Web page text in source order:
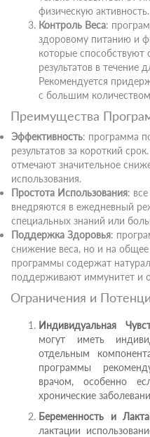
физическую активность.
Контроль Веса:
здоровому питанию и
которые
результатов в течение
Рекомендуется
с большим
Преимущества
Эффективность: программа
результатов за короткий
отмечают значительное
использования.
Простота Использования:
внедряются в ежедневный
специальных знаний или
Поддержка Здоровья:
снижение веса, но и на
программы содержат
поддерживают иммунитет и
Ограничения и
Индивидуальная
могут иметь
отдельным
программы
врачом, особенно
хронические
Беременность и
лактации